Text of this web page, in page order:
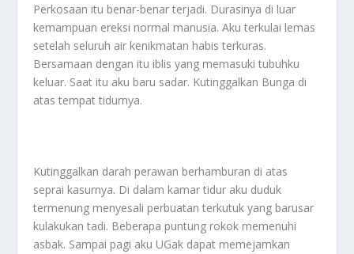
Perkosaan itu benar-benar terjadi. Durasinya di luar
kemampuan ereksi normal manusia. Aku terkulai lemas
setelah seluruh air kenikmatan habis terkuras.
Bersamaan dengan itu iblis yang memasuki tubuhku
keluar. Saat itu aku baru sadar. Kutinggalkan Bunga di
atas tempat tidurnya.
Kutinggalkan darah perawan berhamburan di atas
seprai kasurnya. Di dalam kamar tidur aku duduk
termenung menyesali perbuatan terkutuk yang barusar
kulakukan tadi. Beberapa puntung rokok memenuhi
asbak. Sampai pagi aku UGak dapat memejamkan